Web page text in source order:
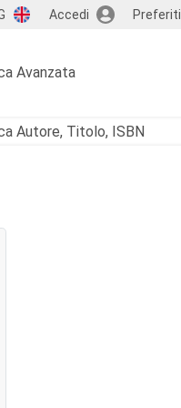
Accedi Preferiti
Avanzata